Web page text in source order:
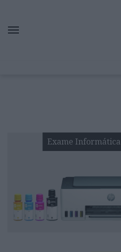
Exame Informática